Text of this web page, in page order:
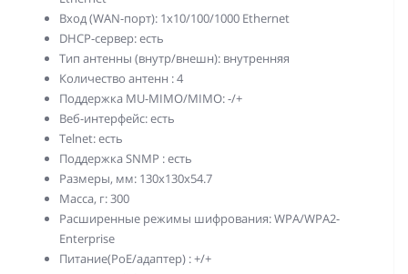
Вход (WAN-порт): 1x10/100/1000 Ethernet
DHCP-сервер: есть
Тип антенны (внутр/внешн): внутренняя
Количество антенн : 4
Поддержка MU-MIMO/MIMO: -/+
Веб-интерфейс: есть
Telnet: есть
Поддержка SNMP : есть
Размеры, мм: 130x130x54.7
Масса, г: 300
Расширенные режимы шифрования: WPA/WPA2-
Enterprise
Питание(PoE/адаптер) : +/+